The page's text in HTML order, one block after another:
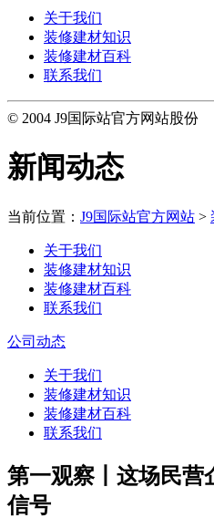
关于我们
装修建材知识
装修建材百科
联系我们
© 2004 J9国际站官方网站股份
新闻动态
当前位置： J9国际站官方网站 >
关于我们
装修建材知识
装修建材百科
联系我们
公司动态
关于我们
装修建材知识
装修建材百科
联系我们
第一观察丨这场民营
信号